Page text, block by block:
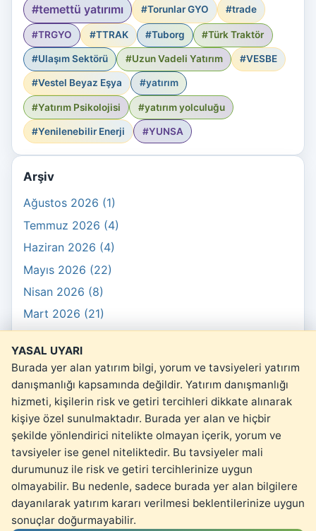
#temettü yatırımı
#Torunlar GYO #trade
#TRGYO #TTRAK #Tuborg #Türk Traktör
#Ulaşım Sektörü #Uzun Vadeli Yatırım #VESBE
#Vestel Beyaz Eşya #yatırım
#Yatırım Psikolojisi #yatırım yolculuğu
#Yenilenebilir Enerji #YUNSA
Arşiv
Ağustos 2026 (1)
Temmuz 2026 (4)
Haziran 2026 (4)
Mayıs 2026 (22)
Nisan 2026 (8)
Mart 2026 (21)
Şubat 2026 (10)
Ocak 2026 (3)
Yasal Uyarı
YASAL UYARI
Burada yer alan yatırım bilgi, yorum ve tavsiyeleri yatırım
danışmanlığı kapsamında değildir. Yatırım danışmanlığı
hizmeti, kişilerin risk ve getiri tercihleri dikkate alınarak
kişiye özel sunulmaktadır. Burada yer alan ve hiçbir
şekilde yönlendirici nitelikte olmayan içerik, yorum ve
tavsiyeler ise genel niteliktedir. Bu tavsiyeler mali
durumunuz ile risk ve getiri tercihlerinize uygun
olmayabilir. Bu nedenle, sadece burada yer alan bilgilere
dayanılarak yatırım kararı verilmesi beklentilerinize uygun
sonuçlar doğurmayabilir.
© 2026 kartopu.money